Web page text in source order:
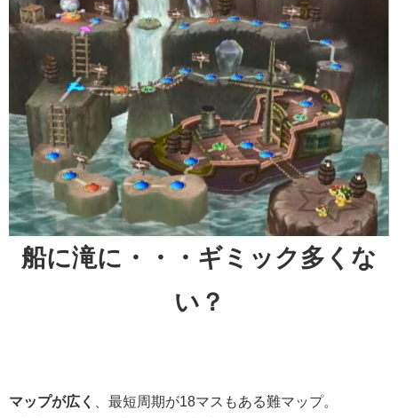
船に滝に・・・ギミック多くな
い？
マップが広く
、最短周期が18マスもある難マップ。